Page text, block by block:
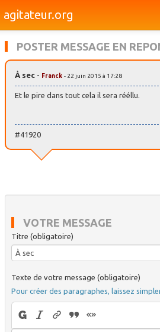
agitateur.org
Bourges & le Cher
Dossiers
POSTER MESSAGE EN
À sec - Franck - 22 juin 2015 à 17:28
Et le pire dans tout cela il sera rééllu.
#41920
VOTRE MESSAGE
Titre (obligatoire)
Texte de votre message (obligatoire)
Pour créer des paragraphes, laissez